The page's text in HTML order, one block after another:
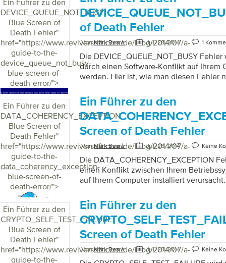
Ein Führer zu den
DEVICE_QUEUE_NOT_BUSY
Blue Screen of
Death Fehler"
href="https://www.reviversoft.com/de/blog/2014/07/a-
guide-to-the-
device_queue_not_busy-
blue-screen-of-
death-error/">
of Death Fehler
VonMark Beare Juli 28, 2014 1
Die DEVICE_QUEUE_NOT_BUSY
durch einen Software-Konflikt auf Ihrem
werden. Hier ist, wie man diesen Fehler
Ein Führer zu den
DATA_COHERENCY_EXCEPTION
Blue Screen of
Death Fehler"
href="https://www.reviversoft.com/de/blog/2014/07/a-
guide-to-the-
data_coherency_exception-
blue-screen-of-
death-error/">
Ein Führer zu den
Screen of Death Fehler
VonMark Beare Juli 25, 2014 Keine
Die DATA_COHERENCY_EXCEPTION
einen Konflikt zwischen Ihrem
auf Ihrem Computer installiert verursacht.
Ein Führer zu den
CRYPTO_SELF_TEST_FAILURE
Blue Screen of
Death Fehler"
href="https://www.reviversoft.com/de/blog/2014/07/a-
guide-to-the-
Ein Führer zu den
Screen of Death Fehler
VonMark Beare Juli 23, 2014 Keine